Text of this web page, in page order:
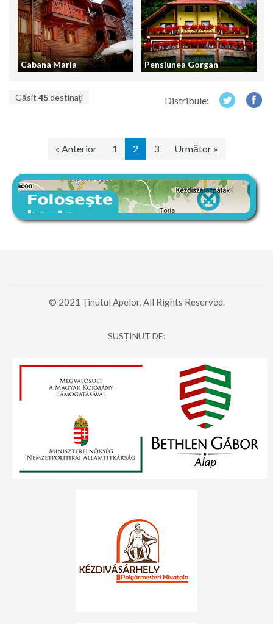
Cabana Maria Pensiunea Gorgan
Găsit 45destinaţi Distribuie:
« Anterior 1 2 3 Următor »
© 2021 Ținutul Apelor, All Rights Reserved.
SUSȚINUT DE: